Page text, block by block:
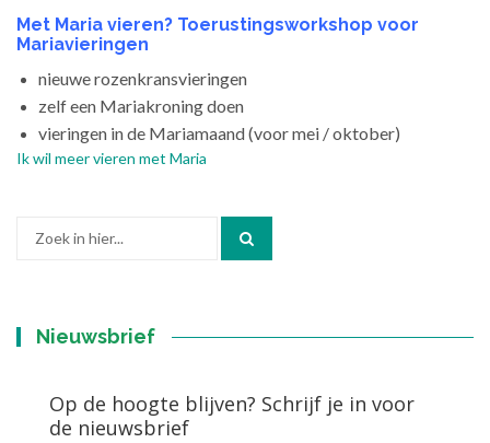
Met Maria vieren? Toerustingsworkshop voor
Mariavieringen
nieuwe rozenkransvieringen
zelf een Mariakroning doen
vieringen in de Mariamaand (voor mei / oktober)
Ik wil meer vieren met Maria
Nieuwsbrief
Op de hoogte blijven? Schrijf je in voor
de nieuwsbrief